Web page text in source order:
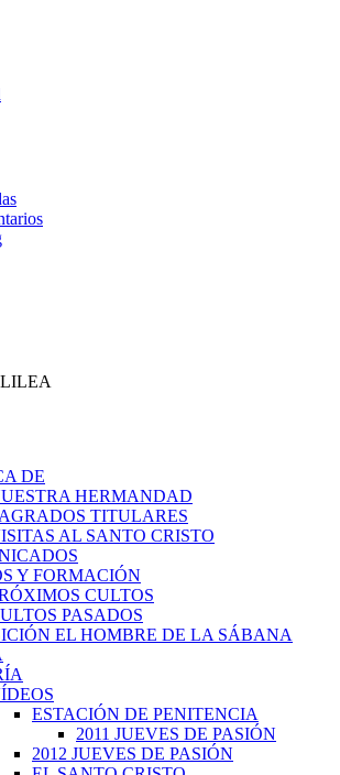
DE
HERMANDAD
TITULARES
AL SANTO CRISTO
Y FORMACIÓN
CULTOS
PASADOS
EL HOMBRE DE LA SÁBANA
ESTACIÓN DE PENITENCIA
2011 JUEVES DE PASIÓN
2012 JUEVES DE PASIÓN